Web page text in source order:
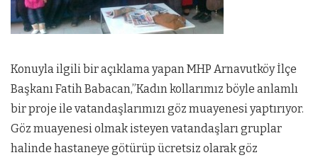
Konuyla ilgili bir açıklama yapan MHP Arnavutköy İlçe
Başkanı Fatih Babacan,”Kadın kollarımız böyle anlamlı
bir proje ile vatandaşlarımızı göz muayenesi yaptırıyor.
Göz muayenesi olmak isteyen vatandaşları gruplar
halinde hastaneye götürüp ücretsiz olarak göz